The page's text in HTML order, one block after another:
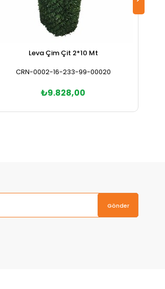
Leva Çim Çit 2*10 Mt
CRN-0002-16-233-99-00020
₺9.828,00
Gönder